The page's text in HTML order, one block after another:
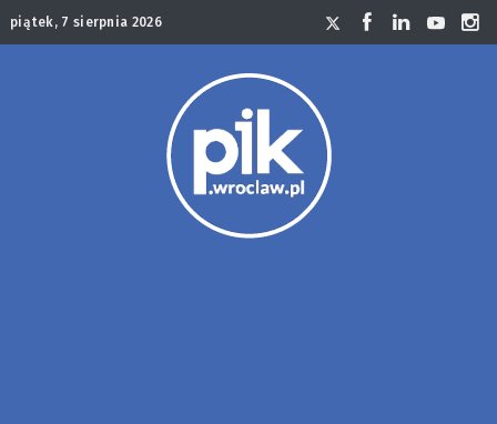
piątek, 7 sierpnia 2026